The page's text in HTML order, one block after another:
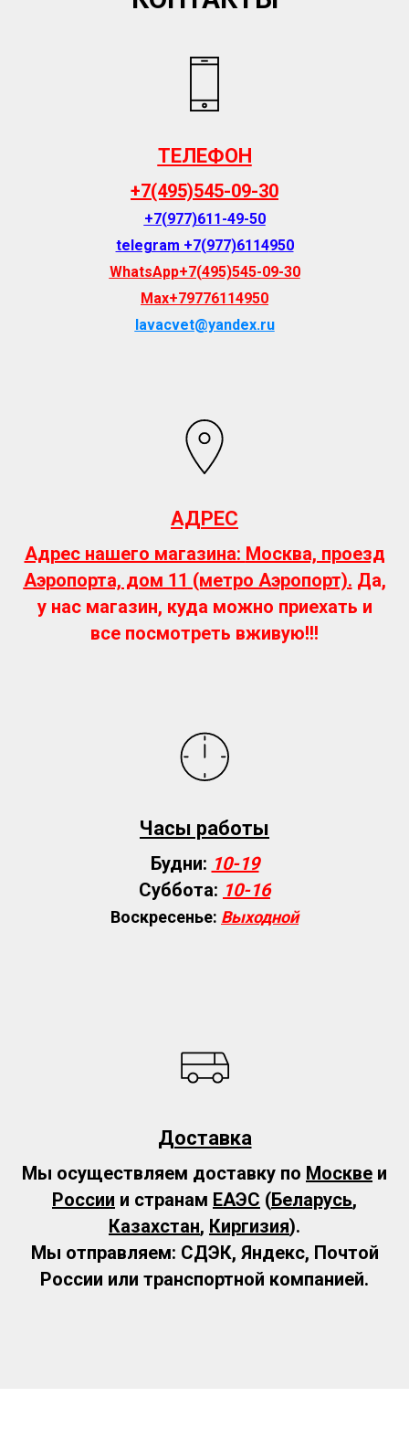
ТЕЛЕФОН
+7(495)545-09-30
+7(977)611-49-50
telegram +7(977)6114950
WhatsApp+7(495)545-09-30
Max+79776114950
lavacvet@yandex.ru
АДРЕС
Адрес нашего магазина: Москва, проезд
Аэропорта, дом 11 (метро Аэропорт). Да,
у нас магазин, куда можно приехать и
все посмотреть вживую!!!
Часы работы
Будни: 10-19
Суббота: 10-16
Воскресенье: Выходной
Доставка
Мы осуществляем доставку по Москве и
России и странам ЕАЭС (Беларусь,
Казахстан, Киргизия).
Мы отправляем: СДЭК, Яндекс, Почтой
России или транспортной компанией.